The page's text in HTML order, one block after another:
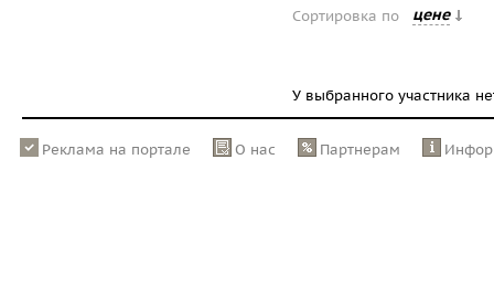
Сортировка по цене
У выбранного участника
Реклама на портале О нас Партнерам